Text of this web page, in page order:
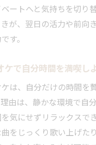
ートへと気持ちを切り
が、翌日の活力や前向
す。
ケで自分時間を満喫し
は、自分だけの時間を
由は、静かな環境で自
気にせずリラックスで
をじっくり歌い上げた